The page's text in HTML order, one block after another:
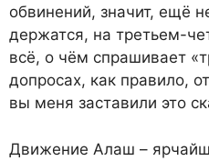
обвинений, значит, ещё
держатся, на третьем-
всё, о чём спрашивает
допросах, как правило,
вы меня заставили это
Движение Алаш –